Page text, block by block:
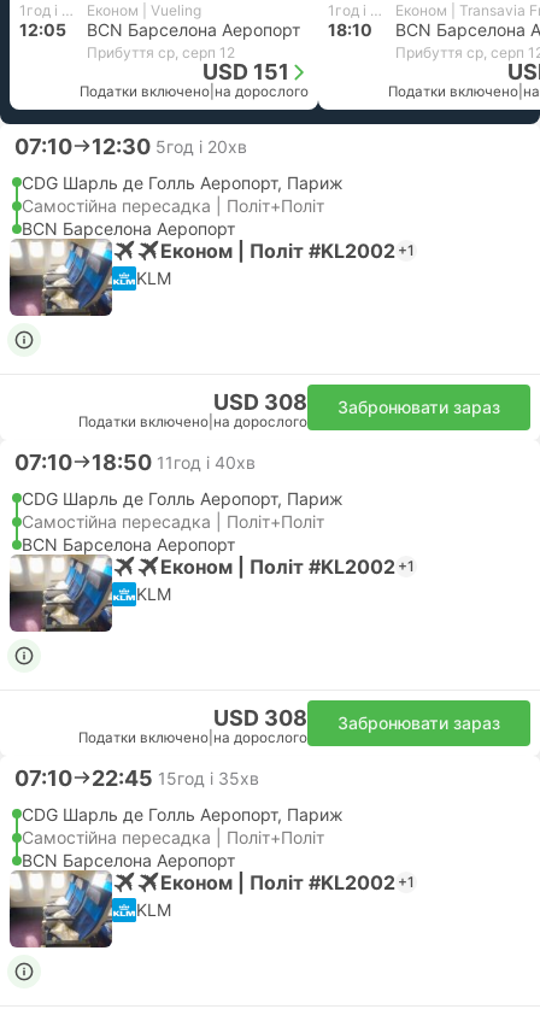
1год і 55хв Економ | Vueling
12:05 BCN Барселона Аеропорт
Прибуття ср, серп 12
USD 151
Податки включено на дорослого
1год і 40хв Економ | Transavia
18:10 BCN Барселона
Прибуття ср, серп
Податки включено
07:10 12:30 5год і 20хв
CDG Шарль де Голль Аеропорт, Париж
Самостійна пересадка | Політ+Політ
BCN Барселона Аеропорт
Економ | Політ #KL2002 +1
KLM
USD 308
Податки включено на дорослого
Забронювати зараз
07:10 18:50 11год і 40хв
CDG Шарль де Голль Аеропорт, Париж
Самостійна пересадка | Політ+Політ
BCN Барселона Аеропорт
Економ | Політ #KL2002 +1
KLM
USD 308
Податки включено на дорослого
Забронювати зараз
07:10 22:45 15год і 35хв
CDG Шарль де Голль Аеропорт, Париж
Самостійна пересадка | Політ+Політ
BCN Барселона Аеропорт
Економ | Політ #KL2002 +1
KLM